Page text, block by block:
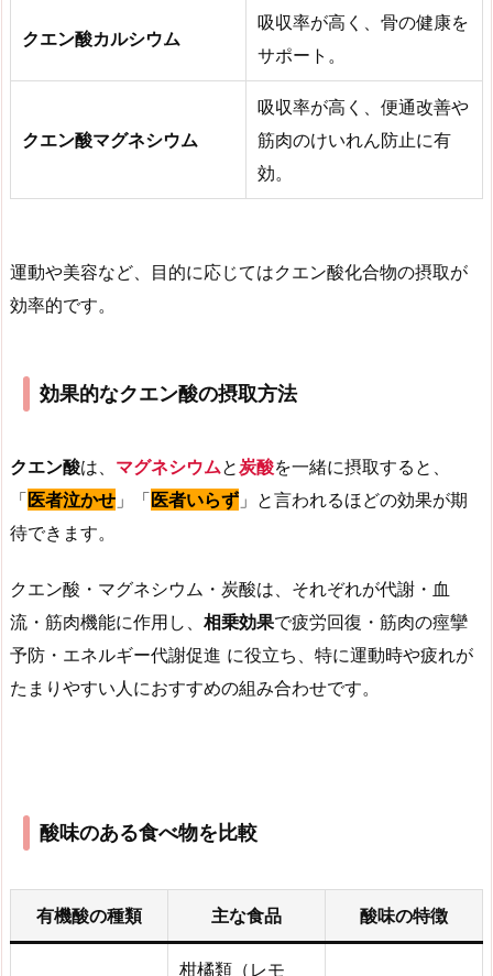
クエン酸カルシウム
吸収率が高く、骨の健康を
サポート。
クエン酸マグネシウム
吸収率が高く、便通改善や
筋肉のけいれん防止に有
効。
運動や美容など、目的に応じてはクエン酸化合物の摂取が
効率的です。
効果的なクエン酸の摂取方法
クエン酸は、 マグネシウムと炭酸を一緒に摂取すると、
「医者泣かせ 」「医者いらず 」と言われるほどの効果が期
待できます。
クエン酸・マグネシウム・炭酸は、それぞれが代謝・血
流・筋肉機能に作用し、 相乗効果で疲労回復・筋肉の痙攣
予防・エネルギー代謝促進 に役立ち、特に運動時や疲れが
たまりやすい人におすすめの組み合わせです。
酸味のある食べ物を比較
有機酸の種類 主な食品 酸味の特徴
柑橘類（レモ